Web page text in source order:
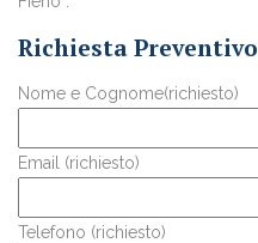
Richiesta Preventivo
Nome e Cognome(richiesto)
Email (richiesto)
Telefono (richiesto)